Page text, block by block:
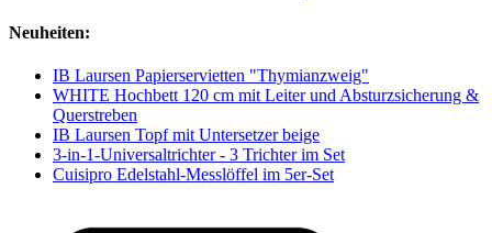
Neuheiten:
IB Laursen Papierservietten "Thymianzweig"
WHITE Hochbett 120 cm mit Leiter und Absturzsicherung &
Querstreben
IB Laursen Topf mit Untersetzer beige
3-in-1-Universaltrichter - 3 Trichter im Set
Cuisipro Edelstahl-Messlöffel im 5er-Set